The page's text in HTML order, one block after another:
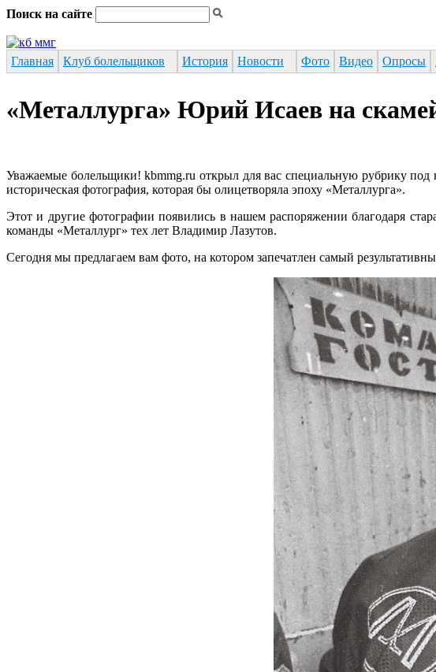
Перейти к основному содержанию
Форма поиска
Поиск на сайте
Главная Клуб болельщиков История Новости Фото Видео Опросы
«Металлурга» Юрий Исаев на
Уважаемые болельщики! kbmmg.ru открыл для вас специальную рубрику под
историческая фотография, которая бы олицетворяла эпоху «Металлурга».
Этот и другие фотографии появились в нашем распоряжении благодаря
команды «Металлург» тех лет Владимир Лазутов.
Сегодня мы предлагаем вам фото, на котором запечатлен самый